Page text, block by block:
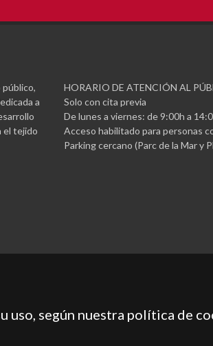
público,
a
el tejido
HORARIO DE ATENCIÓN AL
Solo con cita previa
De lunes a viernes: de 9:00h a
Acceso habilitado para personas
Parking cercano (Parc de la Mar y
uso, según nuestra política de